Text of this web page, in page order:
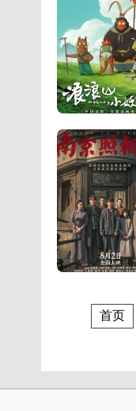
首页